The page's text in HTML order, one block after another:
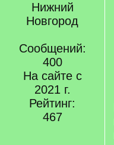
Нижний
Новгород
Сообщений:
400
На сайте с
2021 г.
Рейтинг:
467